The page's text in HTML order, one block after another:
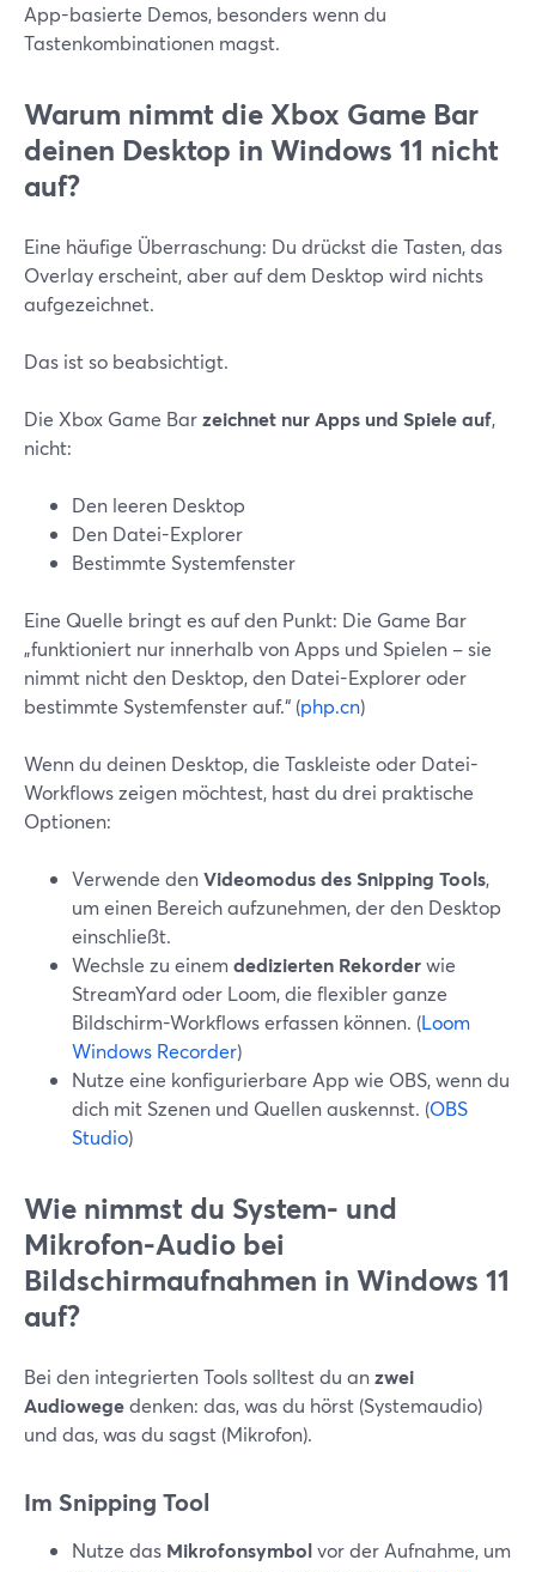
App-basierte Demos, besonders wenn du
Tastenkombinationen magst.
Warum nimmt die Xbox Game Bar
deinen Desktop in Windows 11 nicht
auf?
Eine häufige Überraschung: Du drückst die Tasten, das
Overlay erscheint, aber auf dem Desktop wird nichts
aufgezeichnet.
Das ist so beabsichtigt.
Die Xbox Game Barzeichnet nur Apps und Spiele auf,
nicht:
Den leeren Desktop
Den Datei-Explorer
Bestimmte Systemfenster
Eine Quelle bringt es auf den Punkt: Die Game Bar
„funktioniert nur innerhalb von Apps und Spielen – sie
nimmt nicht den Desktop, den Datei-Explorer oder
bestimmte Systemfenster auf.“ (php.cn)
Wenn du deinen Desktop, die Taskleiste oder Datei-
Workflows zeigen möchtest, hast du drei praktische
Optionen:
Verwende denVideomodus des Snipping Tools,
um einen Bereich aufzunehmen, der den Desktop
einschließt.
Wechsle zu einem dedizierten Rekorderwie
StreamYard oder Loom, die flexibler ganze
Bildschirm-Workflows erfassen können. (Loom
Windows Recorder)
Nutze eine konfigurierbare App wie OBS, wenn du
dich mit Szenen und Quellen auskennst. (OBS
Studio)
Wie nimmst du System- und
Mikrofon-Audio bei
Bildschirmaufnahmen in Windows 11
auf?
Bei den integrierten Tools solltest du anzwei
Audiowegedenken: das, was du hörst (Systemaudio)
und das, was du sagst (Mikrofon).
Im Snipping Tool
Nutze das Mikrofonsymbolvor der Aufnahme, um